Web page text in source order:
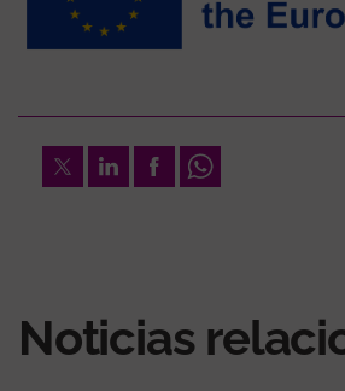
TwitterLinkedInFacebookWhatsapp
Noticias